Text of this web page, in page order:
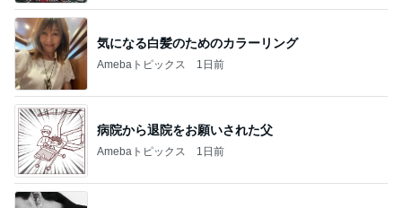
気になる白髪のためのカラーリング
Amebaトピックス 1日前
病院から退院をお願いされた父
Amebaトピックス 1日前